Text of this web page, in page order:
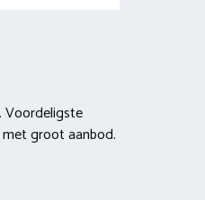
Voordeligste
groot aanbod.